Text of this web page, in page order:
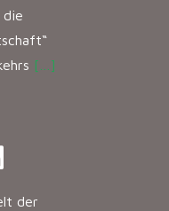
die
[…]
der